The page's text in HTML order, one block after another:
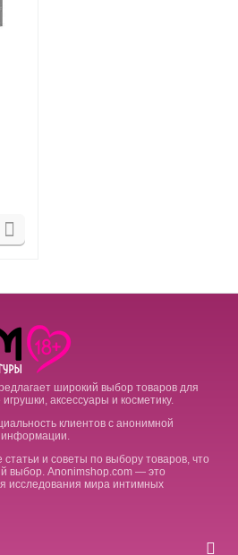
широкий выбор товаров для
аксессуары и косметику.
клиентов с анонимной
информации.
и советы по выбору товаров, что
выбор. Anonimshop.com — это
исследования мира интимных